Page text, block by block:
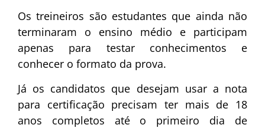
Os treineiros são estudantes que ainda não
terminaram o ensino médio e participam
apenas para testar conhecimentos e
conhecer o formato da prova.
Já os candidatos que desejam usar a nota
para certificação precisam ter mais de 18
anos completos até o primeiro dia de